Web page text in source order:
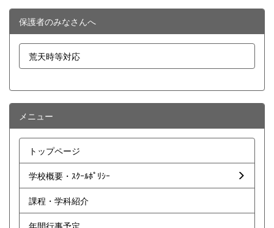
保護者のみなさんへ
荒天時等対応
メニュー
トップページ
学校概要・ｽｸｰﾙﾎﾟﾘｼｰ
課程・学科紹介
年間行事予定